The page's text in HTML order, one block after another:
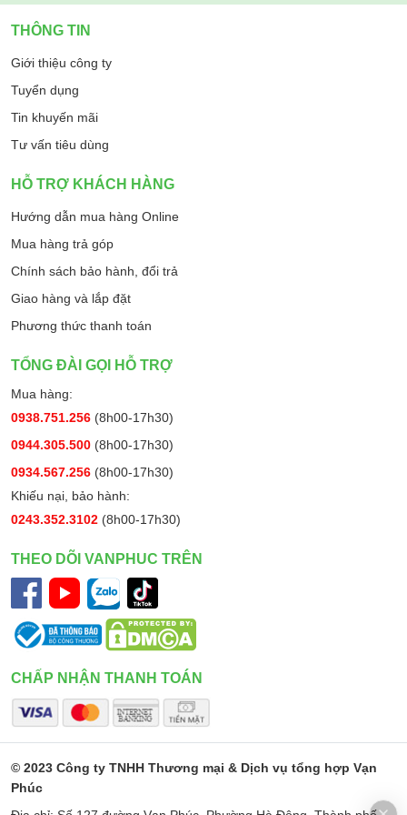
Phần thân máy được chế tạo từ nhựa ABS cao cấp phủ bóng,
có khả năng chịu nhiệt tốt, chống biến dạng và đảm bảo độ bền
lâu dài trong suốt quá trình sử dụng. Chân đế to bản chắc chắn
ổn định.
Đồng thời, VH08 được trang bị màng lọc bụi thô (Dust Filter),
vệ quạt gió vừa đảm bảo luồng không khí sạch, an toàn cho
sức khỏe người dùng. Màng lọc có thể tháo rời và vệ sinh dễ
dàng, giúp việc bảo trì máy trở nên tiện lợi và nhanh chóng.
THÔNG TIN
Giới thiệu công ty
Tuyển dụng
Tin khuyến mãi
Tư vấn tiêu dùng
HỖ TRỢ KHÁCH HÀNG
Hướng dẫn mua hàng Online
Mua hàng trả góp
Chính sách bảo hành, đổi trả
Giao hàng và lắp đặt
Phương thức thanh toán
TỔNG ĐÀI GỌI HỖ TRỢ
Mua hàng:
0938.751.256 (8h00-17h30)
0944.305.500 (8h00-17h30)
0934.567.256 (8h00-17h30)
Khiếu nại, bảo hành:
0243.352.3102 (8h00-17h30)
THEO DÕI VANPHUC TRÊN
CHẤP NHẬN THANH TOÁN
© 2023 Công ty TNHH Thương mại & Dịch vụ tổng hợp Vạn
Phúc